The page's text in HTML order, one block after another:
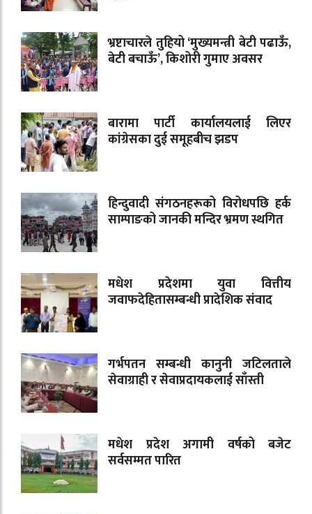
भ्रष्टाचारले तुहियो ‘मुख्यमन्त्री बेटी पढाऊँ,
बेटी बचाऊँ’, किशोरी गुमाए अवसर
बारामा पार्टी कार्यालयलाई लिएर
कांग्रेसका दुई समूहबीच झडप
हिन्दुवादी संगठनहरूको विरोधपछि हर्क
साम्पाङको जानकी मन्दिर भ्रमण स्थगित
मधेश प्रदेशमा युवा वित्तीय
जवाफदेहितासम्बन्धी प्रादेशिक संवाद
गर्भपतन सम्बन्धी कानुनी जटिलताले
सेवाग्राही र सेवाप्रदायकलाई साँस्ती
मधेश प्रदेश अगामी वर्षको बजेट
सर्वसम्मत पारित